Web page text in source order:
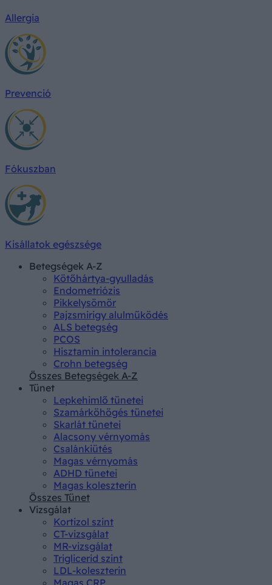
Allergia
Prevenció
Fókuszban
Kisállatok egészsége
Betegségek A-Z
Kötőhártya-gyulladás
Endometriózis
Pikkelysömör
Pajzsmirigy alulműködés
ALS betegség
PCOS
Hisztamin intolerancia
Crohn betegség
Összes Betegségek A-Z
Tünet
Lepkehimlő tünetei
Szamárköhögés tünetei
Skarlát tünetei
Alacsony vérnyomás
Csalánkiütés
Magas vérnyomás
ADHD tünetei
Magas koleszterin
Összes Tünet
Vizsgálat
Kortizol szint
CT-vizsgálat
MR-vizsgálat
Triglicerid szint
LDL-koleszterin
Magas CRP